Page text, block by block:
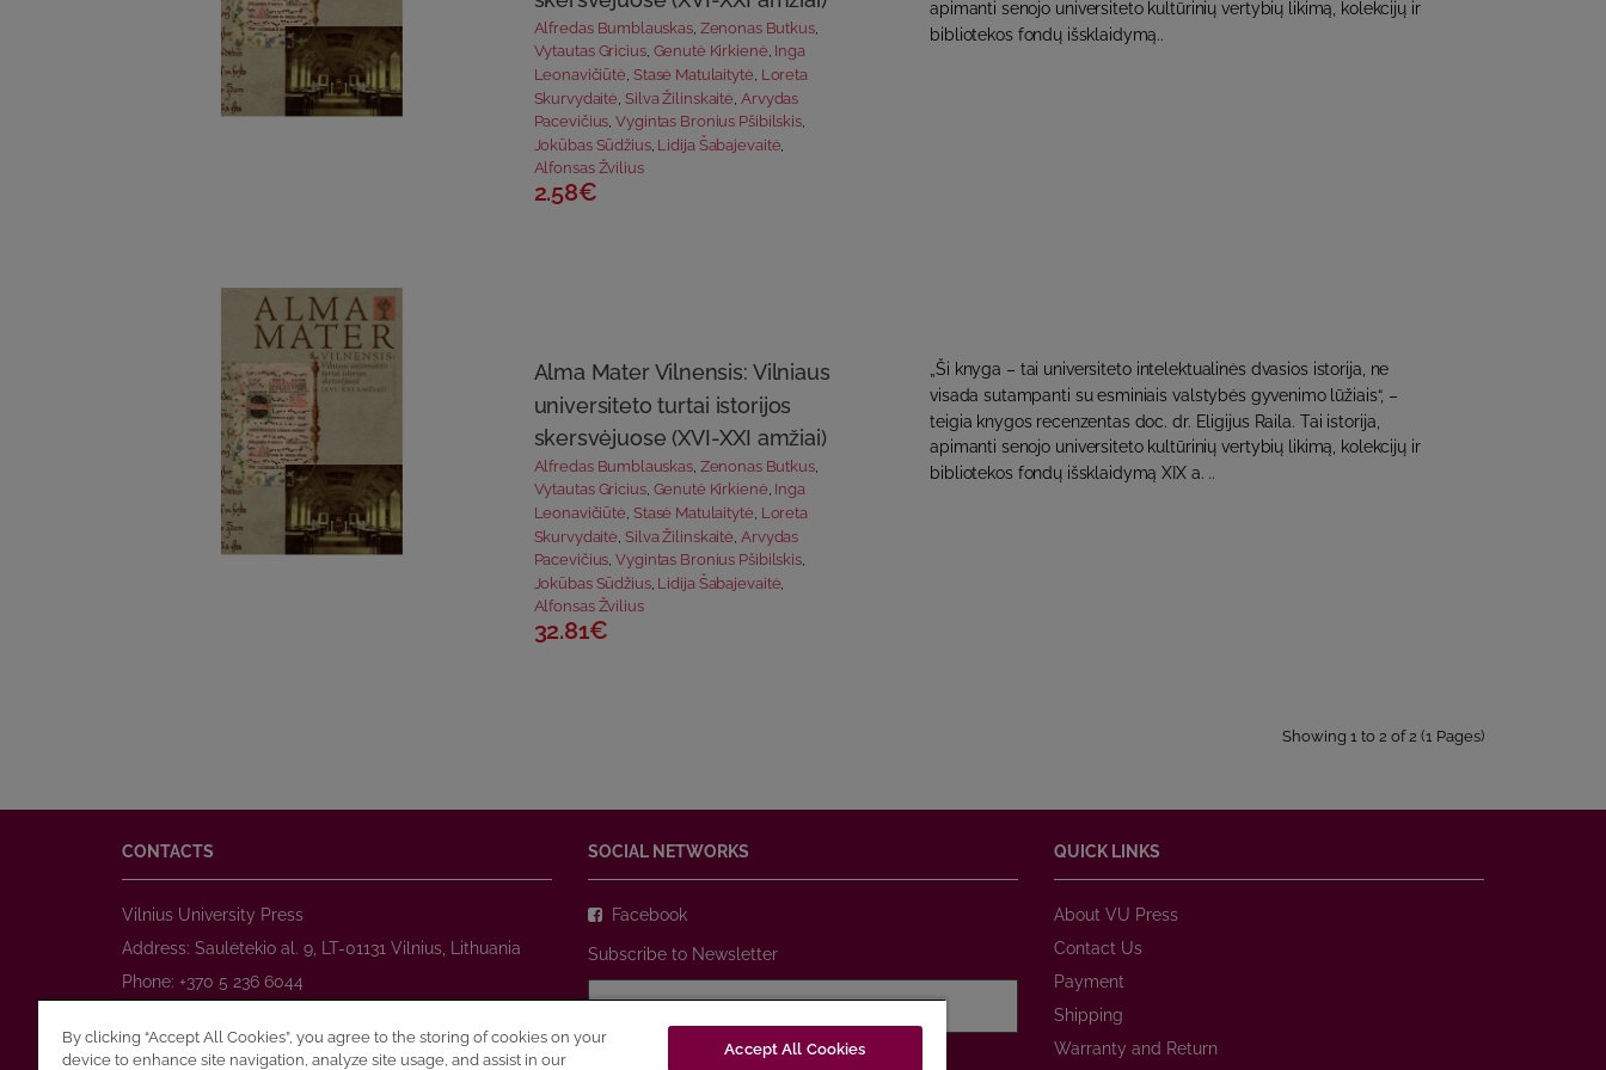
Alfredas Bumblauskas, Zenonas Butkus,
Vytautas Gricius, Genutė Kirkienė, Inga
Leonavičiūtė, Stasė Matulaitytė, Loreta
Skurvydaitė ,Silva Žilinskaitė Arvydas
Pacevičius,Vygintas Bronius Pšibilskis,
Jokūbas Sūdžius, Lidija Šabajevaitė
Alfonsas Žvilius
2.58€
apimanti senojo universiteto kultūrinių vertybių likimą, kolekcijų ir
bibliotekos fondų išsklaidymą..
Alma Mater Vilnensis: Vilniaus
universiteto turtai istorijos
skersvėjuose (XVI-XXI amžiai)
Alfredas Bumblauskas, Zenonas Butkus,
Vytautas Gricius, Genutė Kirkienė, Inga
Leonavičiūtė, Stasė Matulaitytė, Loreta
Skurvydaitė ,Silva Žilinskaitė Arvydas
Pacevičius,Vygintas Bronius Pšibilskis,
Jokūbas Sūdžius, Lidija Šabajevaitė
Alfonsas Žvilius
32.81€
„Ši knyga – tai universiteto intelektualinės dvasios istorija, ne
visada sutampanti su esminiais valstybės gyvenimo lūžiais“, –
teigia knygos recenzentas doc. dr. Eligijus Raila. Tai istorija,
apimanti senojo universiteto kultūrinių vertybių likimą, kolekcijų ir
bibliotekos fondų išsklaidymą XIX a. ..
Showing 1 to 2 of 2 (1 Pages)
CONTACTS
Vilnius University Press
Address: Saulėtekio al. 9, LT-01131 Vilnius, Lithuania
Phone: +370 5 236 6044
E-mail:prekyba@leidykla.vu.lt
SOCIAL NETWORKS
Facebook
Subscribe to Newsletter
Privacy Policy
QUICK LINKS
About VU Press
Contact Us
Payment
Shipping
Warranty and Return
By clicking “Accept All Cookies”, you agree to the storing of cookies on your
device to enhance site navigation, analyze site usage, and assist in our
Accept All Cookies